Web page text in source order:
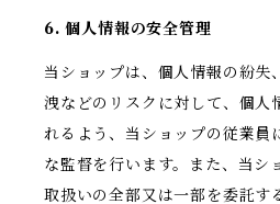
6. 個人情報の安全管理
当ショップは、個人情報の紛失
洩などのリスクに対して、個人
れるよう、当ショップの従業員
な監督を行います。また、当シ
取扱いの全部又は一部を委託す